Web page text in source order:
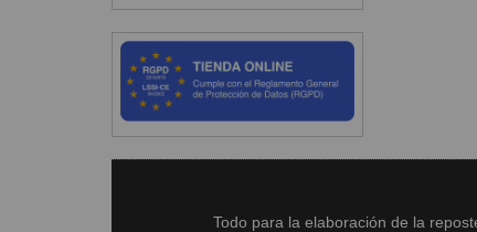
Todo para la elaboración de la